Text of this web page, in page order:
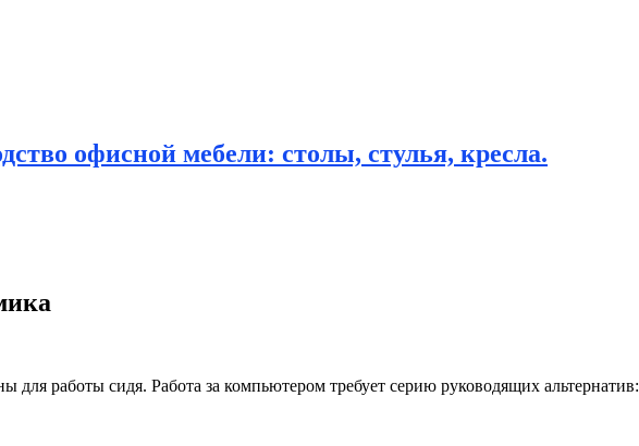
офисной мебели: столы, стулья, кресла.
для работы сидя. Работа за компьютером требует серию руководящих альтернатив: